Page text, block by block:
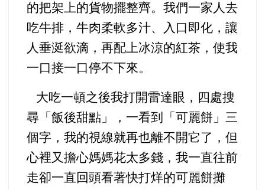
的把架上的貨物擺整齊。我們一家人去
吃牛排，牛肉柔軟多汁、入口即化，讓
人垂涎欲滴，再配上冰涼的紅茶，使我
一口接一口停不下來。
大吃一頓之後我打開雷達眼，四處搜
尋「飯後甜點」，一看到「可麗餅」三
個字，我的視線就再也離不開它了，但
心裡又擔心媽媽花太多錢，我一直往前
走卻一直回頭看著快打烊的可麗餅攤